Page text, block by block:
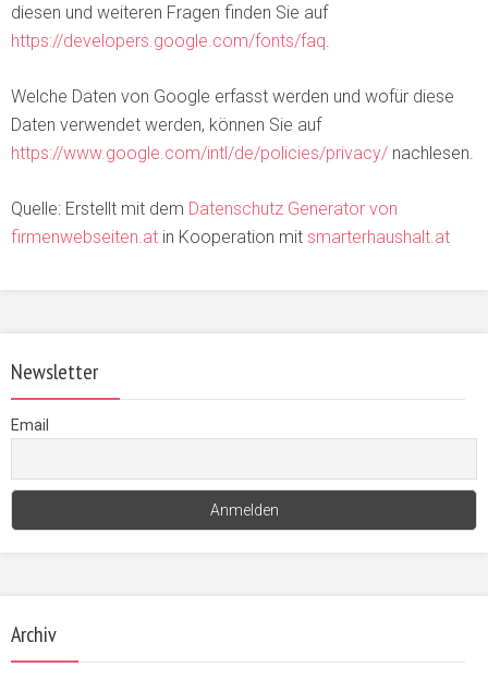
diesen und weiteren Fragen finden Sie auf
https://developers.google.com/fonts/faq.
Welche Daten von Google erfasst werden und wofür diese
Daten verwendet werden, können Sie auf
https://www.google.com/intl/de/policies/privacy/ nachlesen.
Quelle: Erstellt mit dem Datenschutz Generator von
firmenwebseiten.at in Kooperation mit smarterhaushalt.at
Newsletter
Email
Archiv